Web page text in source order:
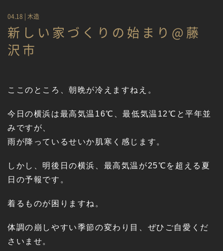
04.18 | 木造
新しい家づくりの始まり@藤
沢市
ここのところ、朝晩が冷えますねえ。
今日の横浜は最高気温16℃、最低気温12℃と平年並
みですが、
雨が降っているせいか肌寒く感じます。
しかし、明後日の横浜、最高気温が25℃を超える夏
日の予報です。
着るものが困りますね。
体調の崩しやすい季節の変わり目、ぜひご自愛くだ
さいませ。